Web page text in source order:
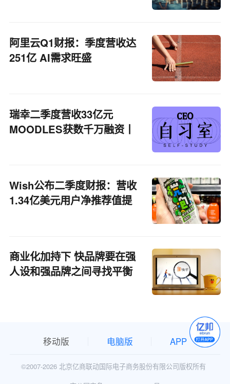
阿里云Q1财报：季度营收达
251亿 AI需求旺盛
瑞幸二季度营收33亿元
MOODLES获数千万融资丨
Wish公布二季度财报：营收
1.34亿美元用户净推荐值提
商业化加持下 快品牌要在强
人设和强品牌之间寻找平衡
移动版 电脑版 APP
©2007-2026 北京亿商联动国际电子商务股份有限公司版权所有